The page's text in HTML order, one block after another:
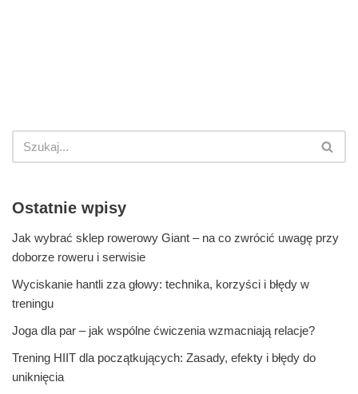
Ostatnie wpisy
Jak wybrać sklep rowerowy Giant – na co zwrócić uwagę przy
doborze roweru i serwisie
Wyciskanie hantli zza głowy: technika, korzyści i błędy w
treningu
Joga dla par – jak wspólne ćwiczenia wzmacniają relacje?
Trening HIIT dla początkujących: Zasady, efekty i błędy do
uniknięcia